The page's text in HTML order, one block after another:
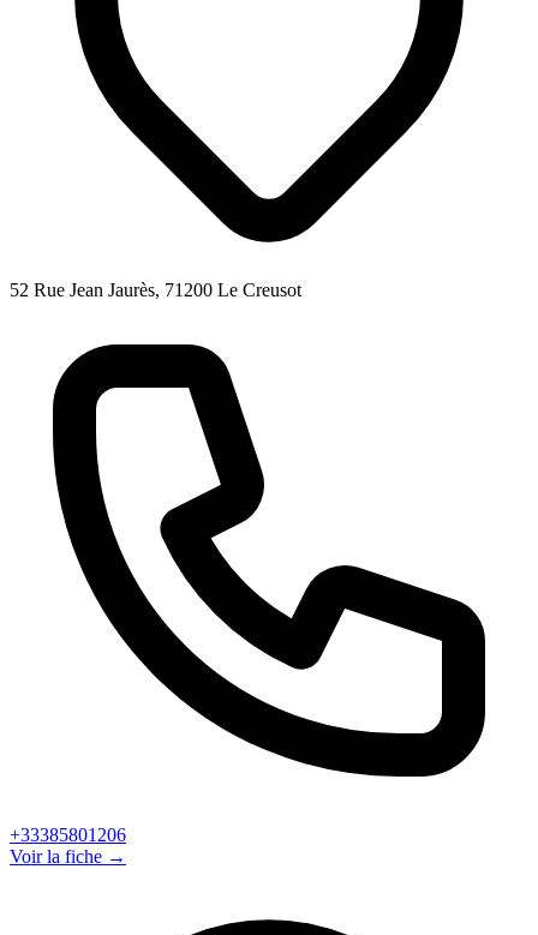
52 Rue Jean Jaurès, 71200 Le Creusot
+33385801206
Voir la fiche →